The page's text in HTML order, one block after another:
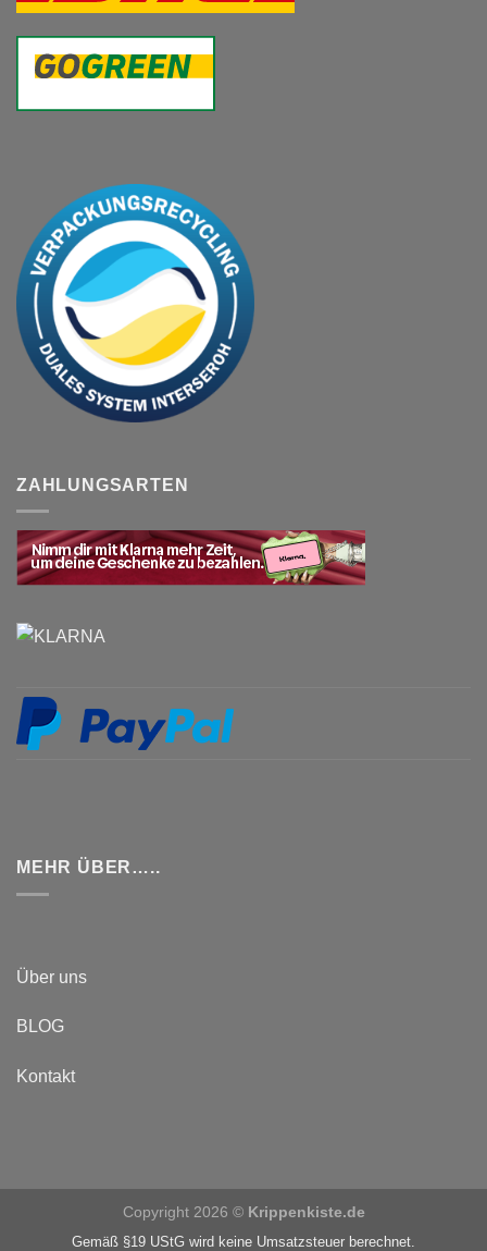
ZAHLUNGSARTEN
MEHR ÜBER…..
Über uns
BLOG
Kontakt
Copyright 2026 © Krippenkiste.de
Gemäß §19 UStG wird keine Umsatzsteuer berechnet.